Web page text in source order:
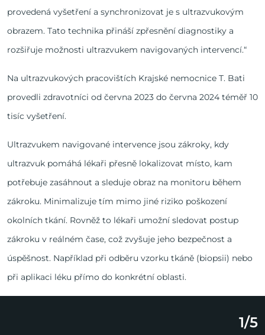
provedená vyšetření a synchronizovat je s ultrazvukovým
obrazem. Tato technika přináší zpřesnění diagnostiky a
rozšiřuje možnosti ultrazvukem navigovaných intervencí.“
Na ultrazvukových pracovištích Krajské nemocnice T. Bati
provedli zdravotníci od června 2023 do června 2024 téměř 10
tisíc vyšetření.
Ultrazvukem navigované intervence jsou zákroky, kdy
ultrazvuk pomáhá lékaři přesně lokalizovat místo, kam
potřebuje zasáhnout a sleduje obraz na monitoru během
zákroku. Minimalizuje tím mimo jiné riziko poškození
okolních tkání. Rovněž to lékaři umožní sledovat postup
zákroku v reálném čase, což zvyšuje jeho bezpečnost a
úspěšnost. Například při odběru vzorku tkáně (biopsii) nebo
při aplikaci léku přímo do konkrétní oblasti.
1/5